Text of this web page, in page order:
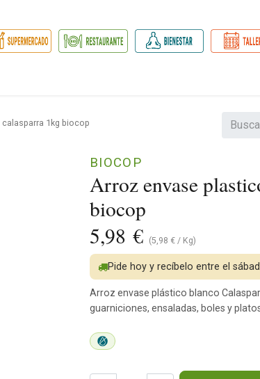
1kg biocop
Arroz envase
biocop
BIOCOP
5,98 € (5,98 € / Kg)
Pide hoy y recíbelo entre el
Arroz envase plástico blanco
guarniciones, ensaladas, boles y